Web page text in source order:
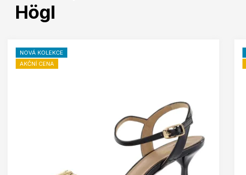
Högl
NOVÁ KOLEKCE
AKČNÍ CENA